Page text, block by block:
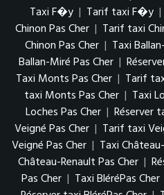
Taxi F�y | Tarif taxi F�y |
Chinon Pas Cher | Tarif taxi
Chinon Pas Cher | Taxi
Ballan-Miré Pas Cher |
Taxi Monts Pas Cher | Tarif
taxi Monts Pas Cher | Taxi
Loches Pas Cher | Réserver
Veigné Pas Cher | Tarif taxi
Veigné Pas Cher | Taxi
Château-Renault Pas Cher |
Pas Cher | Taxi BléréPas Cher